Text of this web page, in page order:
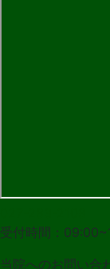
受付時間：
当院へのお問い合